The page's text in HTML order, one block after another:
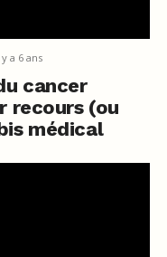
a 6 ans
cancer
recours (ou
médical